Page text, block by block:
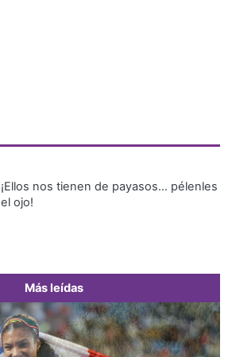
¡Ellos nos tienen de payasos… pélenles
el ojo!
Más leídas